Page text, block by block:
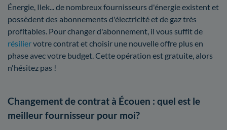
Énergie, Ilek... de nombreux fournisseurs d'énergie existent et
possèdent des abonnements d'électricité et de gaz très
profitables. Pour changer d'abonnement, il vous suffit de
résiliervotre contrat et choisir une nouvelle offre plus en
phase avec votre budget. Cette opération est gratuite, alors
n'hésitez pas !
Changement de contrat à Écouen : quel est le
meilleur fournisseur pour moi?